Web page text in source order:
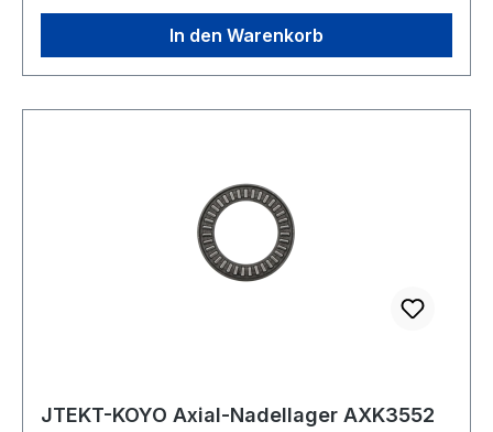
In den Warenkorb
JTEKT-KOYO Axial-Nadellager AXK3552